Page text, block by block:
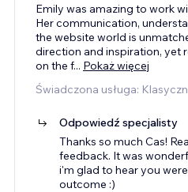
Emily was amazing to work
Her communication,
the website world is
direction and inspiration, yet
on the f... Pokaż więcej
Świadczona usługa:
Odpowiedź specjalisty
Thanks so much Cas!
feedback. It was
i'm glad to hear you
outcome :)